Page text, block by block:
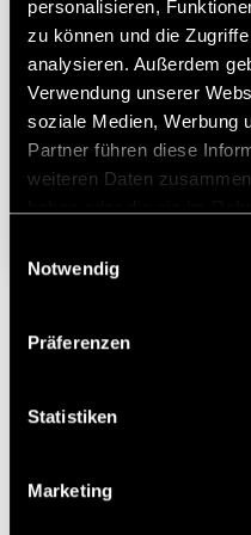
personalisieren,
zu können und die
analysieren. Außerdem
Verwendung unserer
soziale Medien, Werbung
Partner führen diese
weiteren Daten
Notwendig
Präferenzen
Statistiken
Marketing
Die Last mit der
derzeitigen Anteil der
Erneuerbaren Energien –
Jedoch galt es viele
Entwicklung zu realisieren.